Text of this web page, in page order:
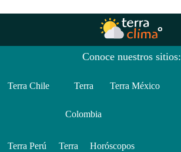
Conoce nuestros sitios:
Terra Chile Terra
Colombia
Terra México
Terra Perú Terra Horóscopos